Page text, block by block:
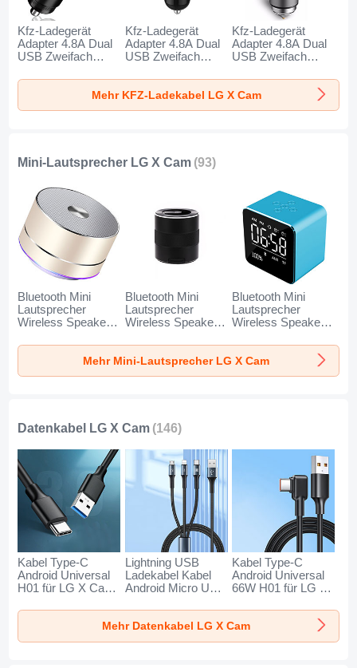
Kfz-Ladegerät
Adapter 4.8A Dual
USB Zweifach
Charge Universal
K10 für LG X Cam
Schwarz
Kfz-Ladegerät
Adapter 4.8A Dual
USB Zweifach
Charge Universal
K07 für LG X Cam
Rot
Kfz-Ladegerät
Adapter 4.8A Dual
USB Zweifach
Charge Universal
K08 für LG X Cam
Silber
Mehr KFZ-Ladekabel LG X Cam
Mini-Lautsprecher LG X Cam (93)
Bluetooth Mini
Lautsprecher
Wireless Speaker
X Cam Gold
Bluetooth Mini
Lautsprecher
Wireless Speaker
X Cam Schwarz
Bluetooth Mini
Lautsprecher
Wireless Speaker
X Cam Blau
Mehr Mini-Lautsprecher LG X Cam
Datenkabel LG X Cam (146)
Kabel Type-C
Android Universal
H01 für LG X Cam
Lightning USB
Ladekabel Kabel
Android Micro USB
für LG X Cam
Schwarz
Kabel Type-C
Android Universal
66W H01 für LG X
Mehr Datenkabel LG X Cam